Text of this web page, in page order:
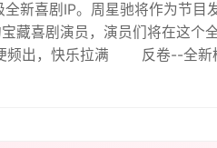
新喜剧IP。周星驰将作为节
藏喜剧演员，演员们将在这